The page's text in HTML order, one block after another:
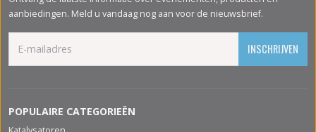
aanbiedingen. Meld u vandaag nog aan voor de nieuwsbrief.
INSCHRIJVEN
POPULAIRE CATEGORIEËN